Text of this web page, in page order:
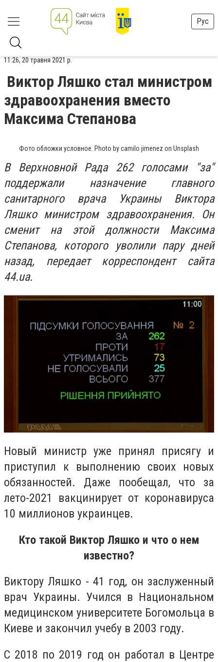
Рус
11:26, 20 травня 2021 р.
Виктор Ляшко стал министром
здравоохранения вместо
Максима Степанова
Фото обложки условное. Photo by camilo jimenez on Unsplash
В Верхновной Рада 262 голосами "за"
поддержали назначение главного
санитарного врача Украины Виктора
Ляшко министром здравоохранения. Он
сменит на этой должности Максима
Степанова, которого уволили пару дней
назад, передает корреспондент сайта
44.ua.
Новый министр уже принял присягу и
приступил к выполнению своих новых
обязанностей. Даже пообещал, что за
лето-2021 вакцинирует от коронавируса
10 миллионов украинцев.
Кто такой Виктор Ляшко и что о нем
известно?
Виктору Ляшко - 41 год, он заслуженный
врач Украины. Учился в Национальном
медицинском университете Богомольца в
Киеве и закончил учебу в 2003 году.
С 2018 по 2019 год он работал в Центре